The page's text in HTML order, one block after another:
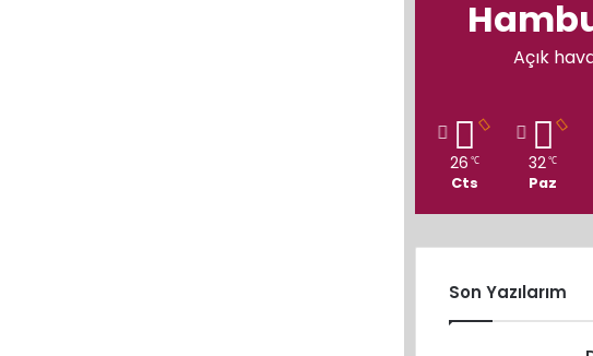
Açık
26 ℃
Cts
32℃
Paz
Son Yazılarım